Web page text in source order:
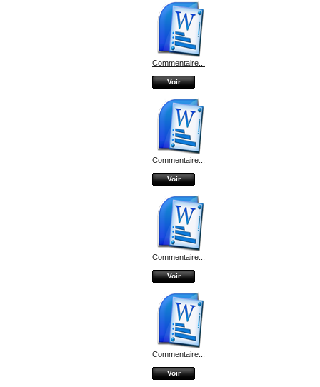
Commentaire...
Voir
Commentaire...
Voir
Commentaire...
Voir
Commentaire...
Voir